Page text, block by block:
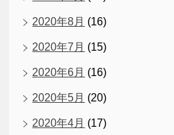
2020年8月 (16)
2020年7月 (15)
2020年6月 (16)
2020年5月 (20)
2020年4月 (17)